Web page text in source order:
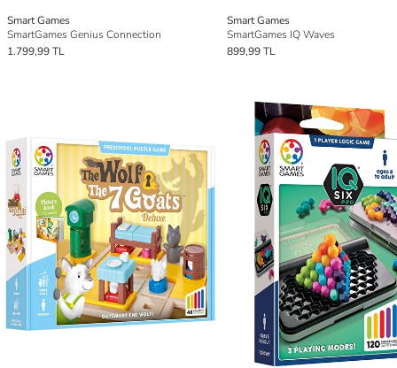
Smart Games
SmartGames Genius Connection
1.799,99 TL
Smart Games
SmartGames IQ Waves
899,99 TL